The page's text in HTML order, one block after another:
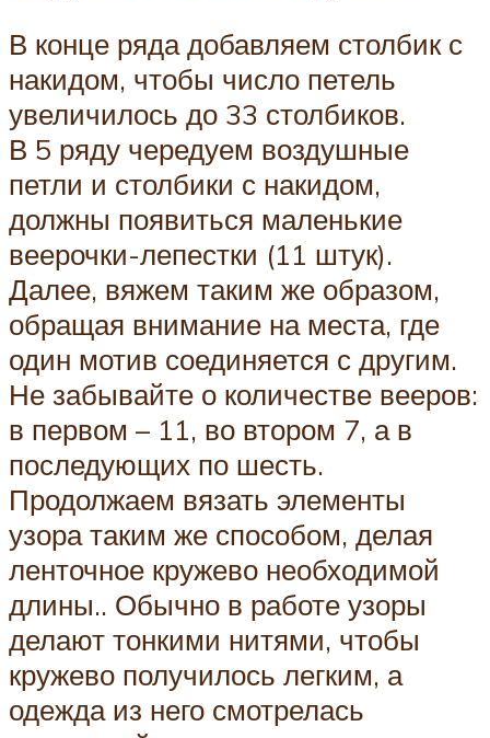
В конце ряда добавляем столбик с
накидом, чтобы число петель
увеличилось до 33 столбиков.
В 5 ряду чередуем воздушные
петли и столбики с накидом,
должны появиться маленькие
веерочки-лепестки (11 штук).
Далее, вяжем таким же образом,
обращая внимание на места, где
один мотив соединяется с другим.
Не забывайте о количестве вееров:
в первом – 11, во втором 7, а в
последующих по шесть.
Продолжаем вязать элементы
узора таким же способом, делая
ленточное кружево необходимой
длины.. Обычно в работе узоры
делают тонкими нитями, чтобы
кружево получилось легким, а
одежда из него смотрелась